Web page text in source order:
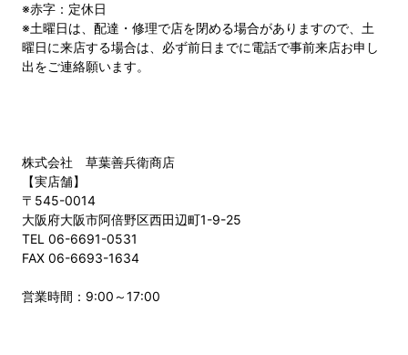
※赤字：定休日
※土曜日は、配達・修理で店を閉める場合がありますので、土
曜日に来店する場合は、必ず前日までに電話で事前来店お申し
出をご連絡願います。
株式会社 草葉善兵衛商店
【実店舗】
〒545-0014
大阪府大阪市阿倍野区西田辺町1-9-25
TEL 06-6691-0531
FAX 06-6693-1634
営業時間：9:00～17:00